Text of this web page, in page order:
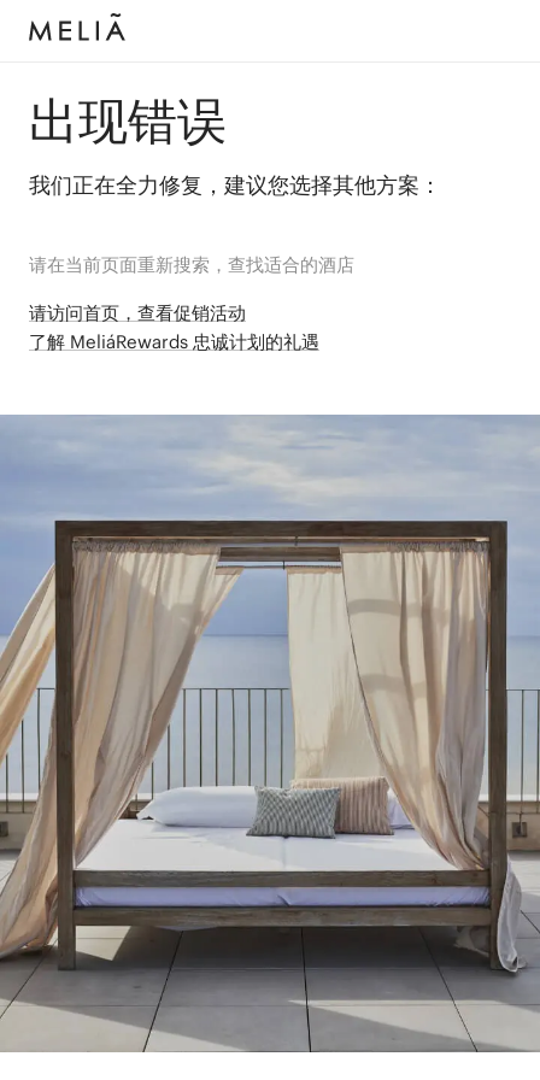
出现错误
我们正在全力修复，建议您选择其他方案：
请在当前页面重新搜索，查找适合的酒店
请访问首页，查看促销活动
了解 MeliáRewards 忠诚计划的礼遇